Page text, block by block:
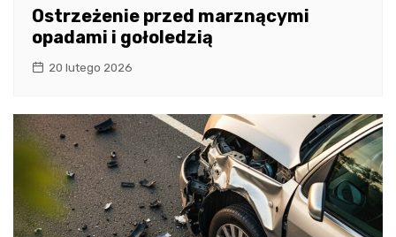
Ostrzeżenie przed marznącymi
opadami i gołoledzią
20 lutego 2026